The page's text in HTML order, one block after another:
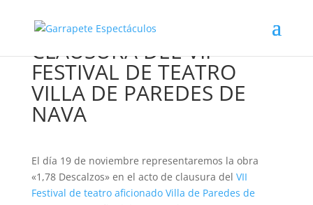
CLAUSURA DEL VII
FESTIVAL DE TEATRO
VILLA DE PAREDES DE
NAVA
El día 19 de noviembre representaremos la obra
«1,78 Descalzos» en el acto de clausura del VII
Festival de teatro aficionado Villa de Paredes de